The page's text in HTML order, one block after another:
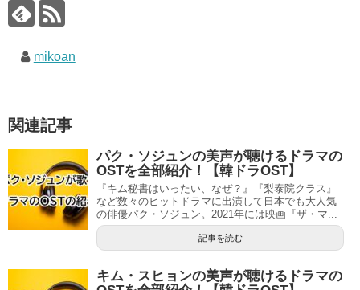
mikoan
関連記事
パク・ソジュンの美声が聴けるドラマの
OSTを全部紹介！【韓ドラOST】
『キム秘書はいったい、なぜ？』『梨泰院クラス』
など数々のヒットドラマに出演して日本でも大人気
の俳優パク・ソジュン。2021年には映画『ザ・マ...
記事を読む
キム・スヒョンの美声が聴けるドラマの